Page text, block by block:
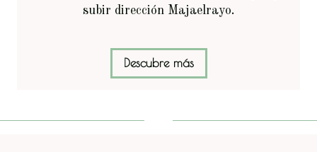
subir dirección Majaelrayo.
Descubre más